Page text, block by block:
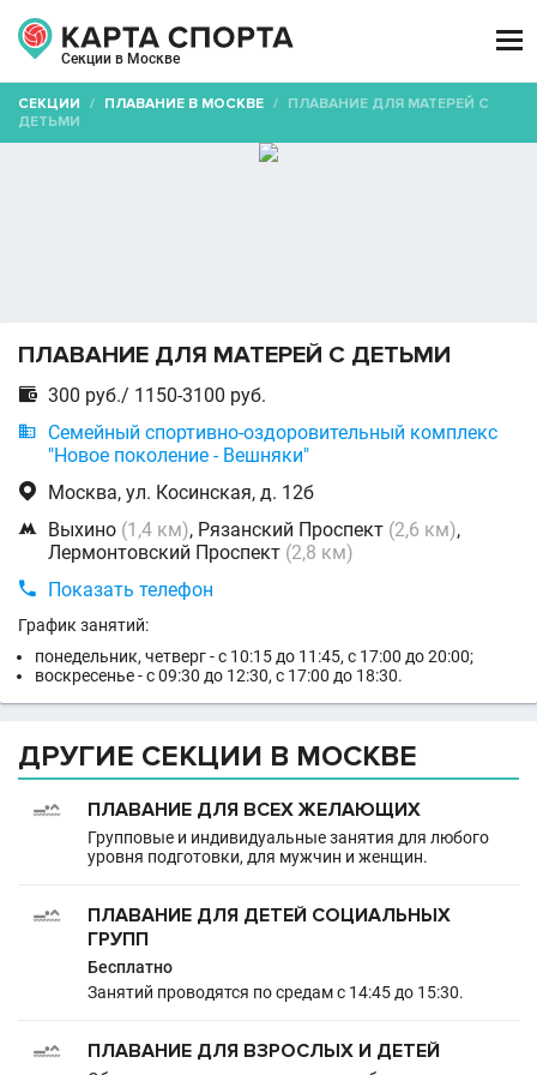
Секции в Москве

СЕКЦИИ / ПЛАВАНИЕ В МОСКВЕ / ПЛАВАНИЕ ДЛЯ МАТЕРЕЙ С
ДЕТЬМИ
ПЛАВАНИЕ ДЛЯ МАТЕРЕЙ С ДЕТЬМИ
 300 руб./ 1150-3100 руб.

Семейный спортивно-оздоровительный комплекс
"Новое поколение - Вешняки"
 Москва, ул. Косинская, д. 12б
 Выхино (1,4 км), Рязанский Проспект (2,6 км),
Лермонтовский Проспект (2,8 км)
 Показать телефон
График занятий:
понедельник, четверг - с 10:15 до 11:45, с 17:00 до 20:00;
воскресенье - с 09:30 до 12:30, с 17:00 до 18:30.
ДРУГИЕ СЕКЦИИ В МОСКВЕ
ПЛАВАНИЕ ДЛЯ ВСЕХ ЖЕЛАЮЩИХ
Групповые и индивидуальные занятия для любого
уровня подготовки, для мужчин и женщин.
ПЛАВАНИЕ ДЛЯ ДЕТЕЙ СОЦИАЛЬНЫХ
ГРУПП
Бесплатно
Занятий проводятся по средам с 14:45 до 15:30.
ПЛАВАНИЕ ДЛЯ ВЗРОСЛЫХ И ДЕТЕЙ